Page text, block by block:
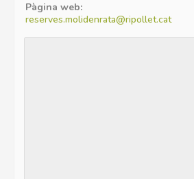
Pàgina web:
reserves.molidenrata@ripollet.cat